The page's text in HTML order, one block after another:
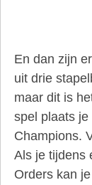
En dan zijn
uit drie
maar dit is
spel plaats
Champions.
Als je tijdens
Orders kan